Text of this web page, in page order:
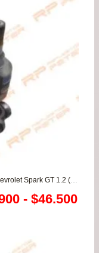
PROMO RP – Junta de homocinética para Chevrolet Spark GT 1.2 (CAJA)
- $46.500